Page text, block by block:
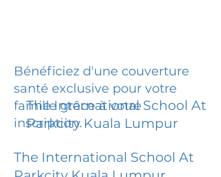
Bénéficiez d'une couverture
santé exclusive pour votre
famille grâce à votre
inscription.
The International School At
Parkcity Kuala Lumpur
The International School At